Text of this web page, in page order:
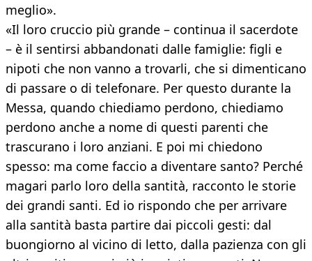
meglio».
«Il loro cruccio più grande – continua il sacerdote
– è il sentirsi abbandonati dalle famiglie: figli e
nipoti che non vanno a trovarli, che si dimenticano
di passare o di telefonare. Per questo durante la
Messa, quando chiediamo perdono, chiediamo
perdono anche a nome di questi parenti che
trascurano i loro anziani. E poi mi chiedono
spesso: ma come faccio a diventare santo? Perché
magari parlo loro della santità, racconto le storie
dei grandi santi. Ed io rispondo che per arrivare
alla santità basta partire dai piccoli gesti: dal
buongiorno al vicino di letto, dalla pazienza con gli